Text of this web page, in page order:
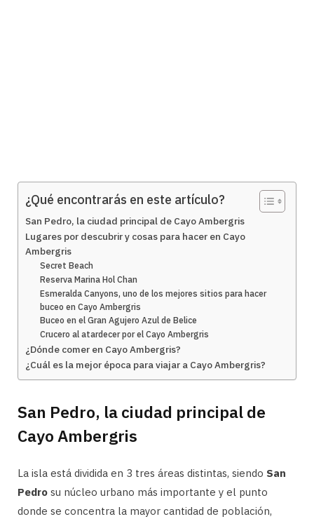
¿Qué encontrarás en este artículo?
San Pedro, la ciudad principal de Cayo Ambergris
Lugares por descubrir y cosas para hacer en Cayo
Ambergris
Secret Beach
Reserva Marina Hol Chan
Esmeralda Canyons, uno de los mejores sitios para hacer
buceo en Cayo Ambergris
Buceo en el Gran Agujero Azul de Belice
Crucero al atardecer por el Cayo Ambergris
¿Dónde comer en Cayo Ambergris?
¿Cuál es la mejor época para viajar a Cayo Ambergris?
San Pedro, la ciudad principal de
Cayo Ambergris
La isla está dividida en 3 tres áreas distintas, siendo San
Pedro su núcleo urbano más importante y el punto
donde se concentra la mayor cantidad de población,